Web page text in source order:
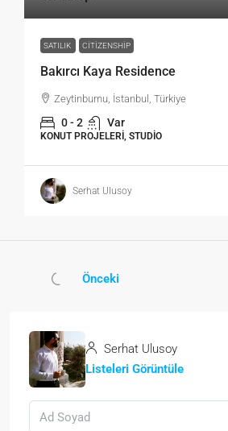
SATILIK CITIZENSHIP
Bakırcı Kaya Residence
Zeytinburnu, İstanbul, Türkiye
0 - 2 Var
KONUT PROJELERI, STUDIO
Serhat Ulusoy
Önceki
Serhat Ulusoy
Listeleri Görüntüle